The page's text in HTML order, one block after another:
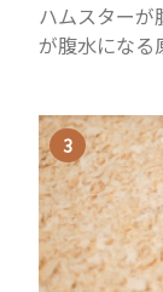
ハムスターが
が腹水になる
理由はさま...